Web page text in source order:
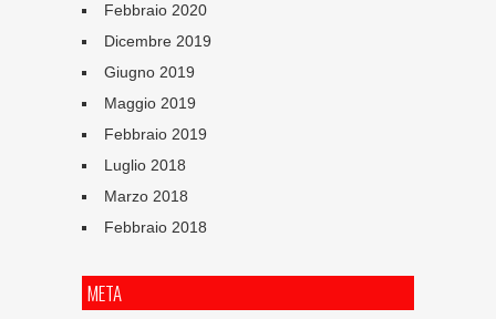
Febbraio 2020
Dicembre 2019
Giugno 2019
Maggio 2019
Febbraio 2019
Luglio 2018
Marzo 2018
Febbraio 2018
META